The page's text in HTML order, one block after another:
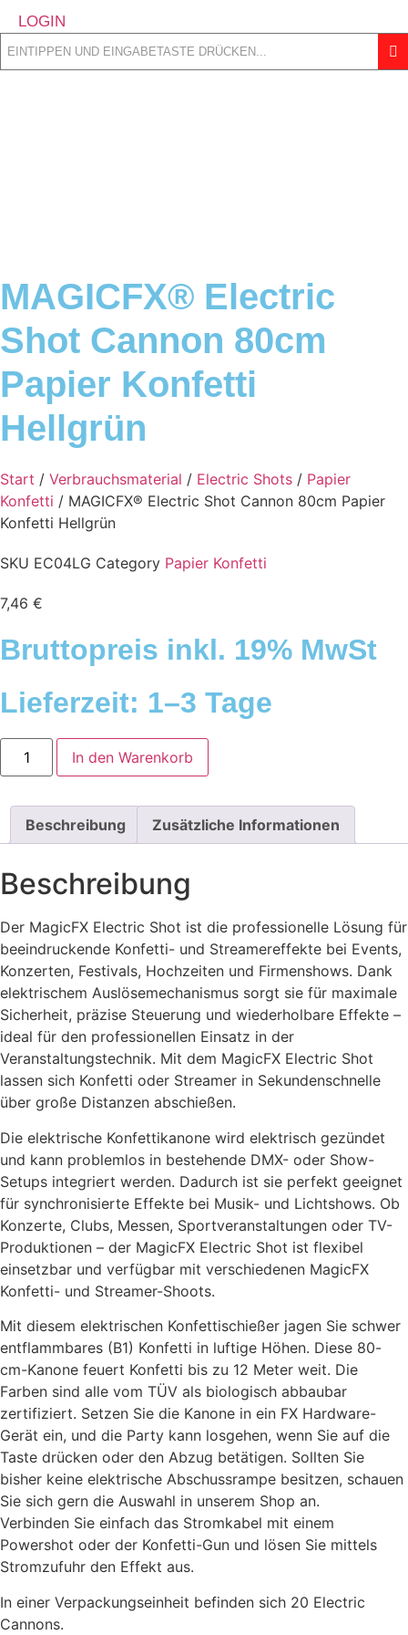
LOGIN
MAGICFX® Electric
Shot Cannon 80cm
Papier Konfetti
Hellgrün
Start / Verbrauchsmaterial / Electric Shots / Papier
Konfetti / MAGICFX® Electric Shot Cannon 80cm Papier
Konfetti Hellgrün
SKU EC04LG Category Papier Konfetti
7,46 €
Bruttopreis inkl. 19% MwSt
Lieferzeit: 1–3 Tage
MAGICFX®
Electric
Shot
80cm
Papier
Konfetti
Hellgrün
In den Warenkorb
Beschreibung Zusätzliche Informationen
Beschreibung
Der MagicFX Electric Shot ist die professionelle Lösung für
beeindruckende Konfetti- und Streamereffekte bei Events,
Konzerten, Festivals, Hochzeiten und Firmenshows. Dank
elektrischem Auslösemechanismus sorgt sie für maximale
Sicherheit, präzise Steuerung und wiederholbare Effekte –
ideal für den professionellen Einsatz in der
Veranstaltungstechnik. Mit dem MagicFX Electric Shot
lassen sich Konfetti oder Streamer in Sekundenschnelle
über große Distanzen abschießen.
Die elektrische Konfettikanone wird elektrisch gezündet
und kann problemlos in bestehende DMX- oder Show-
Setups integriert werden. Dadurch ist sie perfekt geeignet
für synchronisierte Effekte bei Musik- und Lichtshows. Ob
Konzerte, Clubs, Messen, Sportveranstaltungen oder TV-
Produktionen – der MagicFX Electric Shot ist flexibel
einsetzbar und verfügbar mit verschiedenen MagicFX
Konfetti- und Streamer-Shoots.
Mit diesem elektrischen Konfettischießer jagen Sie schwer
entflammbares (B1) Konfetti in luftige Höhen. Diese 80-
cm-Kanone feuert Konfetti bis zu 12 Meter weit. Die
Farben sind alle vom TÜV als biologisch abbaubar
zertifiziert. Setzen Sie die Kanone in ein FX Hardware-
Gerät ein, und die Party kann losgehen, wenn Sie auf die
Taste drücken oder den Abzug betätigen. Sollten Sie
bisher keine elektrische Abschussrampe besitzen, schauen
Sie sich gern die Auswahl in unserem Shop an.
Verbinden Sie einfach das Stromkabel mit einem
Powershot oder der Konfetti-Gun und lösen Sie mittels
Stromzufuhr den Effekt aus.
In einer Verpackungseinheit befinden sich 20 Electric
Cannons.